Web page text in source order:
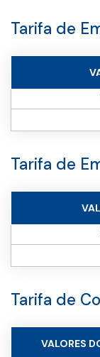
Tarifa de
Tarifa de
Tarifa de
VALORES